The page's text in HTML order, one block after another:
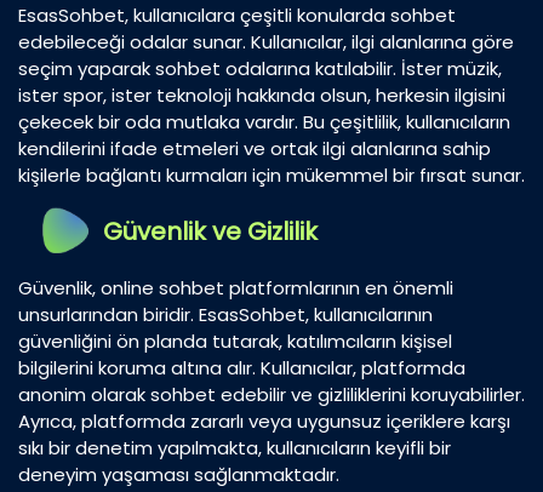
EsasSohbet, kullanıcılara çeşitli konularda sohbet
edebileceği odalar sunar. Kullanıcılar, ilgi alanlarına göre
seçim yaparak sohbet odalarına katılabilir. İster müzik,
ister spor, ister teknoloji hakkında olsun, herkesin ilgisini
çekecek bir oda mutlaka vardır. Bu çeşitlilik, kullanıcıların
kendilerini ifade etmeleri ve ortak ilgi alanlarına sahip
kişilerle bağlantı kurmaları için mükemmel bir fırsat sunar.
Güvenlik ve Gizlilik
Güvenlik, online sohbet platformlarının en önemli
unsurlarından biridir. EsasSohbet, kullanıcılarının
güvenliğini ön planda tutarak, katılımcıların kişisel
bilgilerini koruma altına alır. Kullanıcılar, platformda
anonim olarak sohbet edebilir ve gizliliklerini koruyabilirler.
Ayrıca, platformda zararlı veya uygunsuz içeriklere karşı
sıkı bir denetim yapılmakta, kullanıcıların keyifli bir
deneyim yaşaması sağlanmaktadır.